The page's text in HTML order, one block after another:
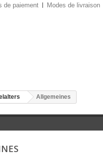
de paiement Modes de livraison
Allgemeines